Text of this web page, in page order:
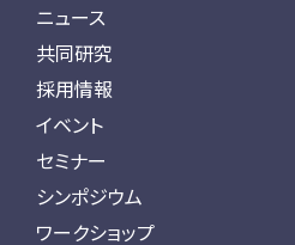
ニュース
共同研究
採用情報
イベント
セミナー
シンポジウム
ワークショップ